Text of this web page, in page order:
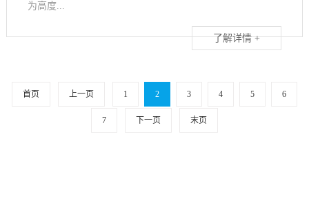
为高度...
了解详情 +
首页 上一页 1 2 3 4 5 6
7 下一页 末页